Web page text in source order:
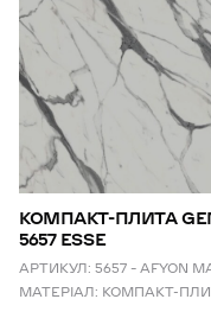
КОМПАКТ-ПЛИТА
5657 ESSE
АРТИКУЛ: 5657 – AFYON
МАТЕРІАЛ: КОМПАКТ-